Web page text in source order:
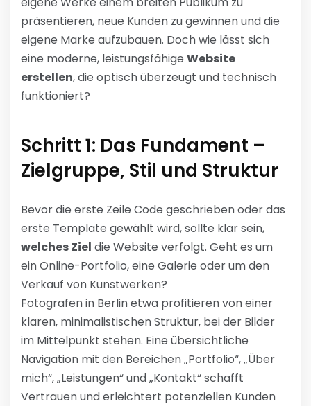
präsentieren, neue Kunden zu gewinnen und die
eigene Marke aufzubauen. Doch wie lässt sich
eine moderne, leistungsfähige Website
erstellen, die optisch überzeugt und technisch
funktioniert?
Schritt 1: Das Fundament –
Zielgruppe, Stil und Struktur
Bevor die erste Zeile Code geschrieben oder das
erste Template gewählt wird, sollte klar sein,
welches Ziel die Website verfolgt. Geht es um
ein Online-Portfolio, eine Galerie oder um den
Verkauf von Kunstwerken?
Fotografen in Berlin etwa profitieren von einer
klaren, minimalistischen Struktur, bei der Bilder
im Mittelpunkt stehen. Eine übersichtliche
Navigation mit den Bereichen „Portfolio“, „Über
mich“, „Leistungen“ und „Kontakt“ schafft
Vertrauen und erleichtert potenziellen Kunden